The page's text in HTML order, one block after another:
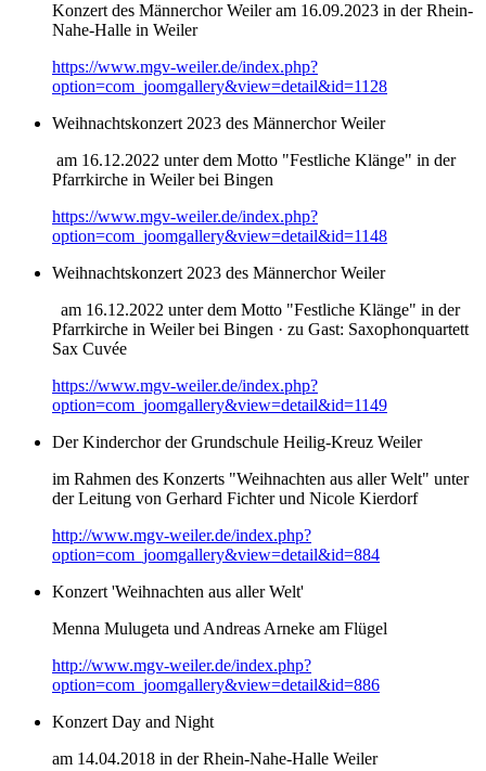
Konzert des Männerchor Weiler am 16.09.2023 in der Rhein-
Nahe-Halle in Weiler
https://www.mgv-weiler.de/index.php?
option=com_joomgallery&view=detail&id=1128
Weihnachtskonzert 2023 des Männerchor Weiler
am 16.12.2022 unter dem Motto "Festliche Klänge" in der
Pfarrkirche in Weiler bei Bingen
https://www.mgv-weiler.de/index.php?
option=com_joomgallery&view=detail&id=1148
Weihnachtskonzert 2023 des Männerchor Weiler
am 16.12.2022 unter dem Motto "Festliche Klänge" in der
Pfarrkirche in Weiler bei Bingen · zu Gast: Saxophonquartett
Sax Cuvée
https://www.mgv-weiler.de/index.php?
option=com_joomgallery&view=detail&id=1149
Der Kinderchor der Grundschule Heilig-Kreuz Weiler
im Rahmen des Konzerts "Weihnachten aus aller Welt" unter
der Leitung von Gerhard Fichter und Nicole Kierdorf
http://www.mgv-weiler.de/index.php?
option=com_joomgallery&view=detail&id=884
Konzert 'Weihnachten aus aller Welt'
Menna Mulugeta und Andreas Arneke am Flügel
http://www.mgv-weiler.de/index.php?
option=com_joomgallery&view=detail&id=886
Konzert Day and Night
am 14.04.2018 in der Rhein-Nahe-Halle Weiler